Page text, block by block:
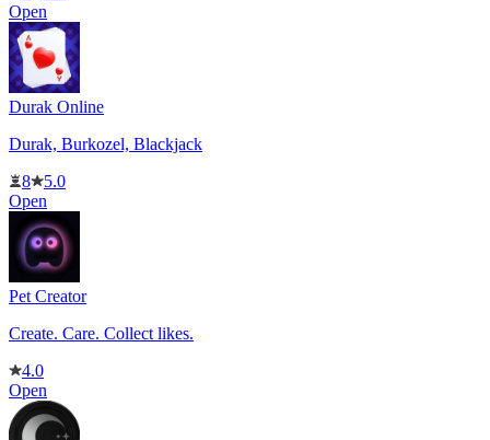
Open
Durak Online
Durak, Burkozel, Blackjack
8
5.0
Open
Pet Creator
Create. Care. Collect likes.
4.0
Open